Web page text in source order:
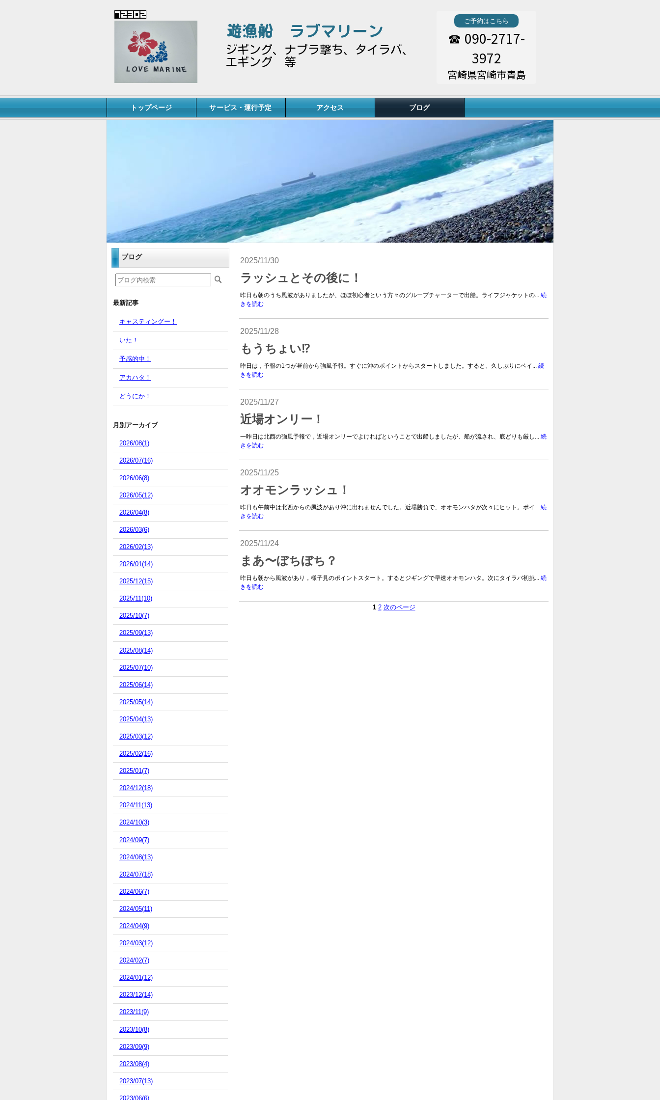
遊漁船 ラブマリーン
ジギング、ナブラ撃ち、タイラバ、
エギング 等
ご予約はこちら
☎ 090-2717-
3972
宮崎県宮崎市青島
トップページ サービス・運行予定 アクセス ブログ
ブログ
最新記事
キャスティングー！
いた！
予感的中！
アカハタ！
どうにか！
月別アーカイブ
2026/08(1)
2026/07(16)
2026/06(8)
2026/05(12)
2026/04(8)
2026/03(6)
2026/02(13)
2026/01(14)
2025/12(15)
2025/11(10)
2025/10(7)
2025/09(13)
2025/08(14)
2025/07(10)
2025/06(14)
2025/05(14)
2025/04(13)
2025/03(12)
2025/02(16)
2025/01(7)
2024/12(18)
2024/11(13)
2024/10(3)
2024/09(7)
2024/08(13)
2024/07(18)
2024/06(7)
2024/05(11)
2024/04(9)
2024/03(12)
2024/02(7)
2024/01(12)
2023/12(14)
2023/11(9)
2023/10(8)
2023/09(9)
2023/08(4)
2023/07(13)
2023/06(6)
2025/11/30
ラッシュとその後に！
昨日も朝のうち風波がありましたが、ほぼ初心者という方々のグループチャーターで出船。ライフジャケットの... 続
きを読む
2025/11/28
もうちょい⁉︎
昨日は，予報の1つが昼前から強風予報。すぐに沖のポイントからスタートしました。すると、久しぶりにベイ... 続
きを読む
2025/11/27
近場オンリー！
一昨日は北西の強風予報で，近場オンリーでよければということで出船しましたが、船が流され、底どりも厳し... 続
きを読む
2025/11/25
オオモンラッシュ！
昨日も午前中は北西からの風波があり沖に出れませんでした。近場勝負で、オオモンハタが次々にヒット。ポイ... 続
きを読む
2025/11/24
まあ〜ぼちぼち？
昨日も朝から風波があり，様子見のポイントスタート。するとジギングで早速オオモンハタ。次にタイラバ初挑... 続
きを読む
1 2 次のページ